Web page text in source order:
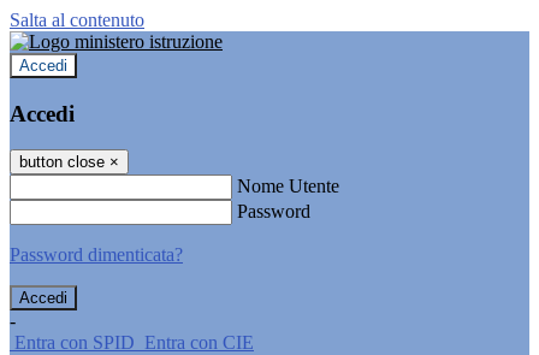
Salta al contenuto
Accedi
Accedi
button close ×
Nome Utente
Password
Password dimenticata?
-
Entra con SPID Entra con CIE